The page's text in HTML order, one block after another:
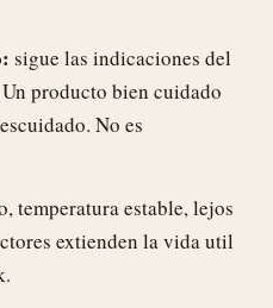
sigue las indicaciones del
producto bien cuidado
No es
temperatura estable, lejos
extienden la vida util